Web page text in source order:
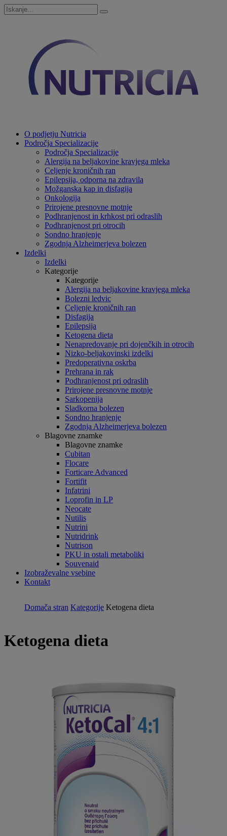
O podjetju Nutricia
Področja Specializacije
Področja Specializacije
Alergija na beljakovine kravjega mleka
Celjenje kroničnih ran
Epilepsija, odporna na zdravila
Možganska kap in disfagija
Onkologija
Prirojene presnovne motnje
Podhranjenost in krhkost pri odraslih
Podhranjenost pri otrocih
Sondno hranjenje
Zgodnja Alzheimerjeva bolezen
Izdelki
Izdelki
Kategorije
Kategorije
Alergija na beljakovine kravjega mleka
Bolezni ledvic
Celjenje kroničnih ran
Disfagija
Epilepsija
Ketogena dieta
Nenapredovanje pri dojenčkih in otrocih
Nizko-beljakovinski izdelki
Predoperativna oskrba
Prehrana in rak
Podhranjenost pri odraslih
Prirojene presnovne motnje
Sarkopenija
Sladkorna bolezen
Sondno hranjenje
Zgodnja Alzheimerjeva bolezen
Blagovne znamke
Blagovne znamke
Cubitan
Flocare
Forticare Advanced
Fortifit
Infatrini
Loprofin in LP
Neocate
Nutilis
Nutrini
Nutridrink
Nutrison
PKU in ostali metaboliki
Souvenaid
Izobraževalne vsebine
Kontakt
Domača stran Kategorije Ketogena dieta
Ketogena dieta